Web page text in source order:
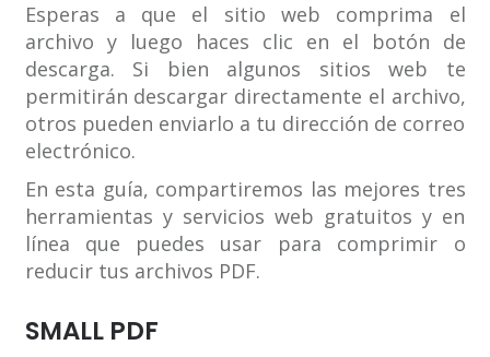
Esperas a que el sitio web comprima el
archivo y luego haces clic en el botón de
descarga. Si bien algunos sitios web te
permitirán descargar directamente el archivo,
otros pueden enviarlo a tu dirección de correo
electrónico.
En esta guía, compartiremos las mejores tres
herramientas y servicios web gratuitos y en
línea que puedes usar para comprimir o
reducir tus archivos PDF.
SMALL PDF